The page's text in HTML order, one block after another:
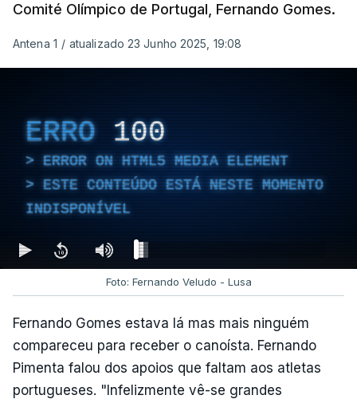
Comité Olímpico de Portugal, Fernando Gomes.
Antena 1 / atualizado 23 Junho 2025, 19:08
ERRO 100
ERROR ON HTML5 MEDIA ELEMENT
ESTE CONTEÚDO ESTÁ NESTE MOMENTO
INDISPONÍVEL
Foto: Fernando Veludo - Lusa
Fernando Gomes estava lá mas mais ninguém
compareceu para receber o canoísta. Fernando
Pimenta falou dos apoios que faltam aos atletas
portugueses. "Infelizmente vê-se grandes